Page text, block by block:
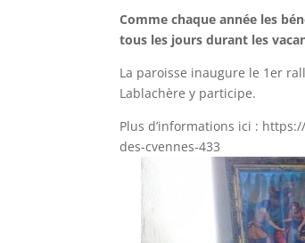
Comme chaque année les
tous les jours durant les
La paroisse inaugure le 1er
Lablachère y participe.
Plus d’informations ici :
des-cvennes-433